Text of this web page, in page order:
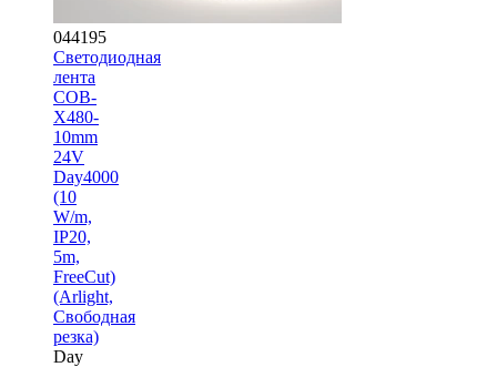
044195
Светодиодная
лента
COB-
X480-
10mm
24V
Day4000
(10
W/m,
IP20,
5m,
FreeCut)
(Arlight,
Свободная
резка)
Day